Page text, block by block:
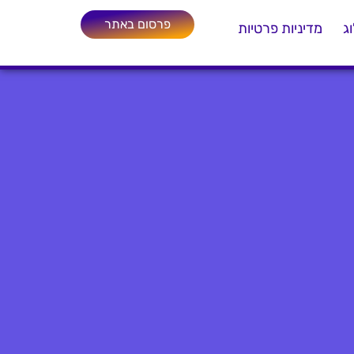
מדיניות פרטיות פרסום באתר